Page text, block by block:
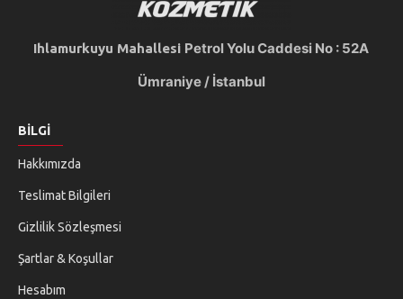
Ihlamurkuyu Mahallesi Petrol Yolu Caddesi No : 52A
Ümraniye/ İstanbul
BILGI
Hakkımızda
Teslimat Bilgileri
Gizlilik Sözleşmesi
Şartlar & Koşullar
Hesabım